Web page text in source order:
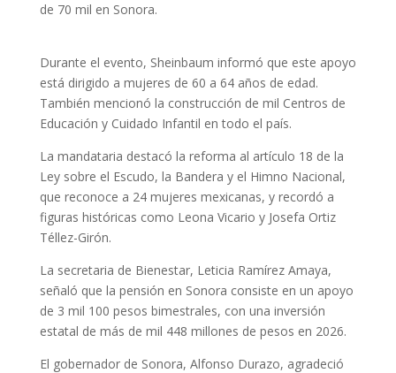
de 70 mil en Sonora.
Durante el evento, Sheinbaum informó que este apoyo
está dirigido a mujeres de 60 a 64 años de edad.
También mencionó la construcción de mil Centros de
Educación y Cuidado Infantil en todo el país.
La mandataria destacó la reforma al artículo 18 de la
Ley sobre el Escudo, la Bandera y el Himno Nacional,
que reconoce a 24 mujeres mexicanas, y recordó a
figuras históricas como Leona Vicario y Josefa Ortiz
Téllez-Girón.
La secretaria de Bienestar, Leticia Ramírez Amaya,
señaló que la pensión en Sonora consiste en un apoyo
de 3 mil 100 pesos bimestrales, con una inversión
estatal de más de mil 448 millones de pesos en 2026.
El gobernador de Sonora, Alfonso Durazo, agradeció